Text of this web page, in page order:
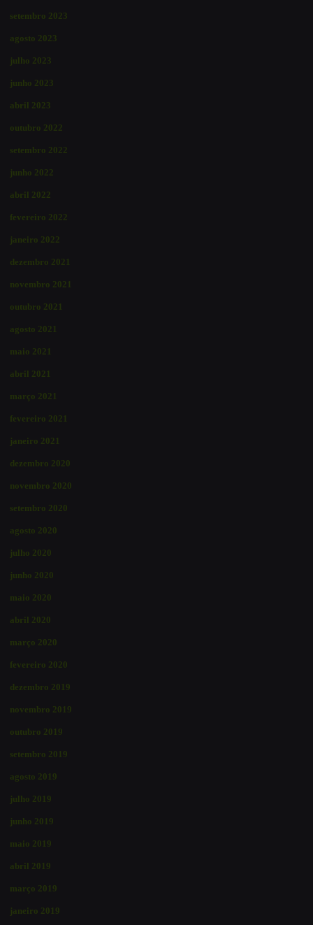
setembro 2023
agosto 2023
julho 2023
junho 2023
abril 2023
outubro 2022
setembro 2022
junho 2022
abril 2022
fevereiro 2022
janeiro 2022
dezembro 2021
novembro 2021
outubro 2021
agosto 2021
maio 2021
abril 2021
março 2021
fevereiro 2021
janeiro 2021
dezembro 2020
novembro 2020
setembro 2020
agosto 2020
julho 2020
junho 2020
maio 2020
abril 2020
março 2020
fevereiro 2020
dezembro 2019
novembro 2019
outubro 2019
setembro 2019
agosto 2019
julho 2019
junho 2019
maio 2019
abril 2019
março 2019
janeiro 2019